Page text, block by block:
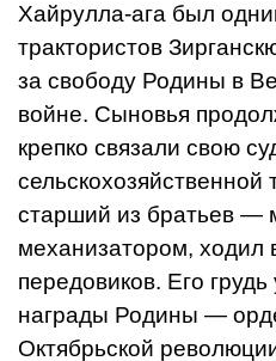
Хайрулла-ага был
трактористов
за свободу Родины в
войне. Сы­новья
крепко связали свою
старший из братьев —
механизатором, ходил
передовиков. Его
награды Родины —
Октябрьской